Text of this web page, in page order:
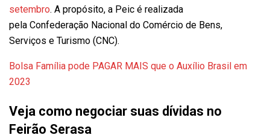
setembro. A propósito, a Peic é realizada
pela Confederação Nacional do Comércio de Bens,
Serviços e Turismo (CNC).
Bolsa Família pode PAGAR MAIS que o Auxílio Brasil em
2023
Veja como negociar suas dívidas no
Feirão Serasa